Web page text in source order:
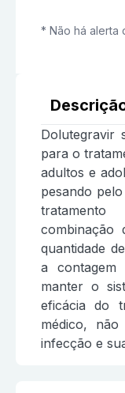
* Não há alerta
Dolutegravir
para o
adultos e
pesando
combinação
quantidade
a contagem
manter o
eficácia do
médico,
infecção e